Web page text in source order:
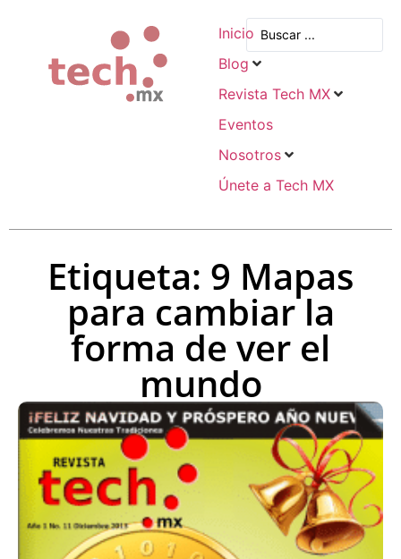
Inicio
Blog
Revista Tech MX
Eventos
Nosotros
Únete a Tech MX
Etiqueta: 9 Mapas
para cambiar la
forma de ver el
mundo